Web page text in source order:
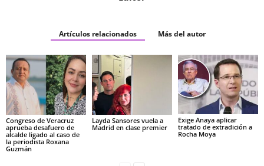
Artículos relacionados Más del autor
Congreso de Veracruz
aprueba desafuero de
alcalde ligado al caso de
la periodista Roxana
Guzmán
Layda Sansores vuela a
Madrid en clase premier
Exige Anaya aplicar
tratado de extradición a
Rocha Moya